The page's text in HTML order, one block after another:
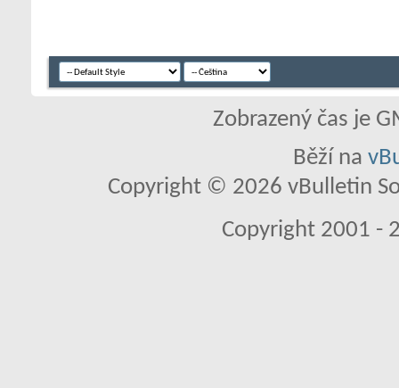
Zobrazený čas je
Běží na
Copyright © 2026 vBulletin
Copyright 2001 -